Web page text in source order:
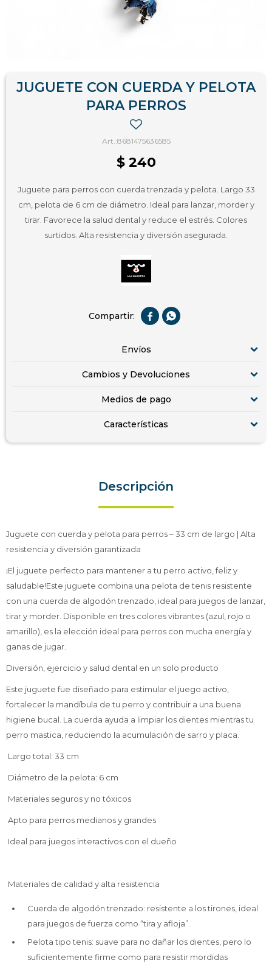
JUGUETE CON CUERDA Y PELOTA
PARA PERROS
8681475636585
$ 240
Juguete para perros con cuerda trenzada y pelota. Largo 33
cm, pelota de 6 cm de diámetro. Ideal para lanzar, morder y
tirar. Favorece la salud dental y reduce el estrés. Colores
surtidos. Alta resistencia y diversión asegurada.
 
Envíos
Cambios y Devoluciones
Medios de pago
Características
Descripción
Juguete con cuerda y pelota para perros – 33 cm de largo | Alta
resistencia y diversión garantizada
¡El juguete perfecto para mantener a tu perro activo, feliz y
saludable!Este juguete combina una pelota de tenis resistente
con una cuerda de algodón trenzado, ideal para juegos de lanzar,
tirar y morder. Disponible en tres colores vibrantes (azul, rojo o
amarillo), es la elección ideal para perros con mucha energía y
ganas de jugar.
Diversión, ejercicio y salud dental en un solo producto
Este juguete fue diseñado para estimular el juego activo,
fortalecer la mandíbula de tu perro y contribuir a una buena
higiene bucal. La cuerda ayuda a limpiar los dientes mientras tu
perro mastica, reduciendo la acumulación de sarro y placa.
Largo total: 33 cm
Diámetro de la pelota: 6 cm
Materiales seguros y no tóxicos
Apto para perros medianos y grandes
Ideal para juegos interactivos con el dueño
Materiales de calidad y alta resistencia
Cuerda de algodón trenzado: resistente a los tirones, ideal
para juegos de fuerza como “tira y afloja”.
Pelota tipo tenis: suave para no dañar los dientes, pero lo
suficientemente firme como para resistir mordidas